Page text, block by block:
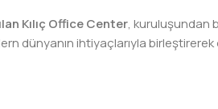
Kılıç Office Center, kuruluşundan
dünyanın ihtiyaçlarıyla